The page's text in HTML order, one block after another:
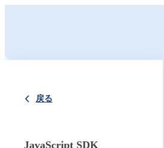
戻る
JavaScript SDK